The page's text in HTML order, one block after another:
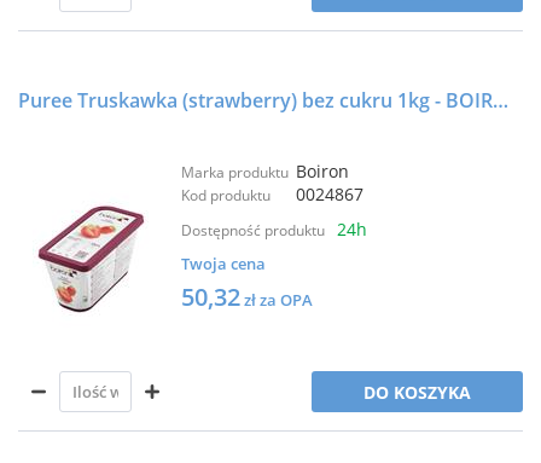
Puree Truskawka (strawberry) bez cukru 1kg - BOIRON
Marka produktu Boiron
Kod produktu 0024867
Dostępność produktu 24h
Twoja cena
50,32zł za OPA
DO KOSZYKA